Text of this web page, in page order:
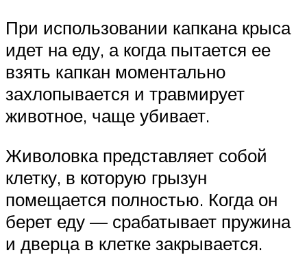
При использовании капкана крыса
идет на еду, а когда пытается ее
взять капкан моментально
захлопывается и травмирует
животное, чаще убивает.
Живоловка представляет собой
клетку, в которую грызун
помещается полностью. Когда он
берет еду — срабатывает пружина
и дверца в клетке закрывается.